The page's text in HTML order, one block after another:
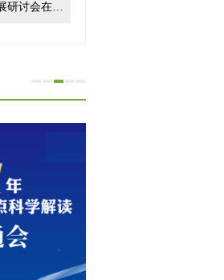
信用力与茶产业可持续发展研讨会在厦门举行